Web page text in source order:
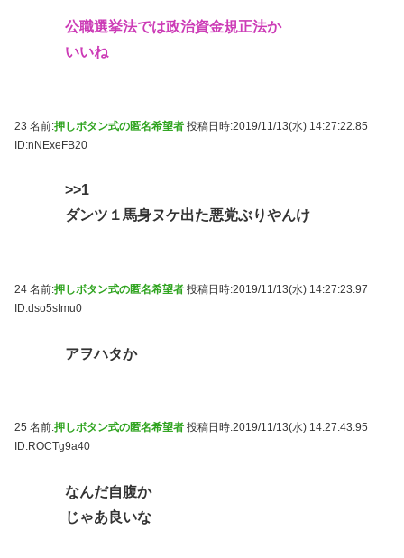
公職選挙法では政治資金規正法か
いいね
23 名前:押しボタン式の匿名希望者 投稿日時:2019/11/13(水) 14:27:22.85
ID:nNExeFB20
>>1
ダンツ１馬身ヌケ出た悪党ぶりやんけ
24 名前:押しボタン式の匿名希望者 投稿日時:2019/11/13(水) 14:27:23.97
ID:dso5sImu0
アヲハタか
25 名前:押しボタン式の匿名希望者 投稿日時:2019/11/13(水) 14:27:43.95
ID:ROCTg9a40
なんだ自腹か
じゃあ良いな